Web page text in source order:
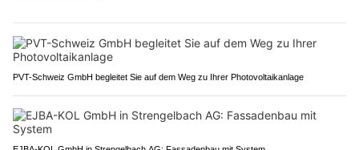
PVT-Schweiz GmbH begleitet Sie auf dem Weg zu Ihrer Photovoltaikanlage